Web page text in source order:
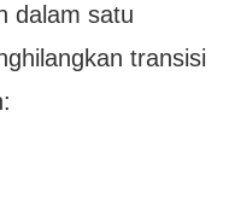
dalam satu
transisi